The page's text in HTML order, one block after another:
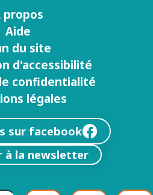
propos
Aide
du site
d'accessibilité
confidentialité
légales
sur facebook
à la newsletter